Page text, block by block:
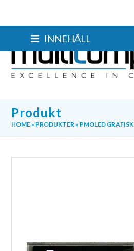
INNEHÅLL
Produkt
HOME» PRODUKTER» PMOLED GRAFISK